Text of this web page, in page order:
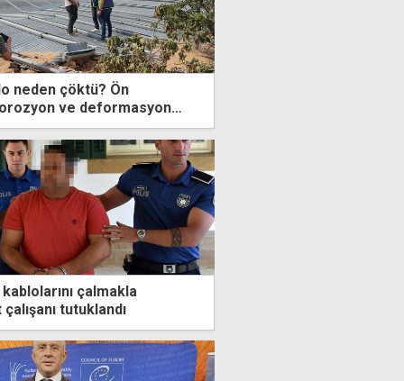
neden çöktü? Ön
ve deformasyon
çalmakla
tutuklandı